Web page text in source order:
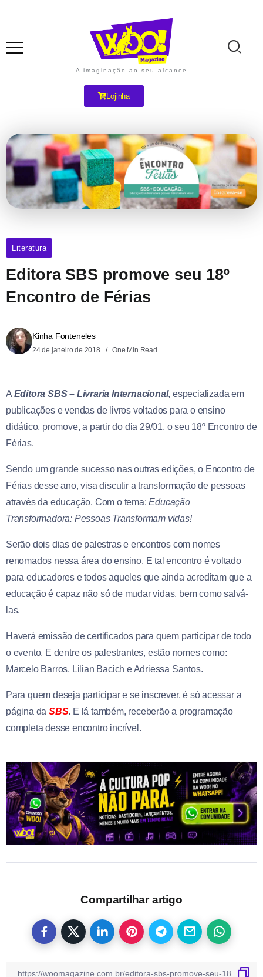
A imaginação ao seu alcance
Lojinha
Literatura
Editora SBS promove seu 18º
Encontro de Férias
Kinha Fonteneles
24 de janeiro de 2018 One Min Read
A Editora SBS – Livraria Internacional, especializada em
publicações e vendas de livros voltados para o ensino
didático, promove, a partir do dia 29/01, o seu 18º Encontro de
Férias.
Sendo um grande sucesso nas outras edições, o Encontro de
Férias desse ano, visa discutir a transformação de pessoas
através da educação. Com o tema: Educação
Transformadora: Pessoas Transformam vidas!
Serão dois dias de palestras e encontros com nomes
renomados nessa área do ensino. E tal encontro é voltado
para educadores e todos aqueles que ainda acreditam que a
educação é capaz não só de mudar vidas, bem como salvá-
las.
Haverá emissão de certificados para quem participar de todo
o evento. E dentre os palestrantes, estão nomes como:
Marcelo Barros, Lilian Bacich e Adriessa Santos.
Para quem deseja participar e se inscrever, é só acessar a
página da SBS. E lá também, receberão a programação
completa desse encontro incrível.
Compartilhar artigo